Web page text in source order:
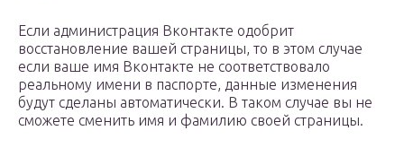
Если администрация Вконтакте одобрит
восстановление вашей страницы, то в этом случае
если ваше имя Вконтакте не соответствовало
реальному имени в паспорте, данные изменения
будут сделаны автоматически. В таком случае вы не
сможете сменить имя и фамилию своей страницы.